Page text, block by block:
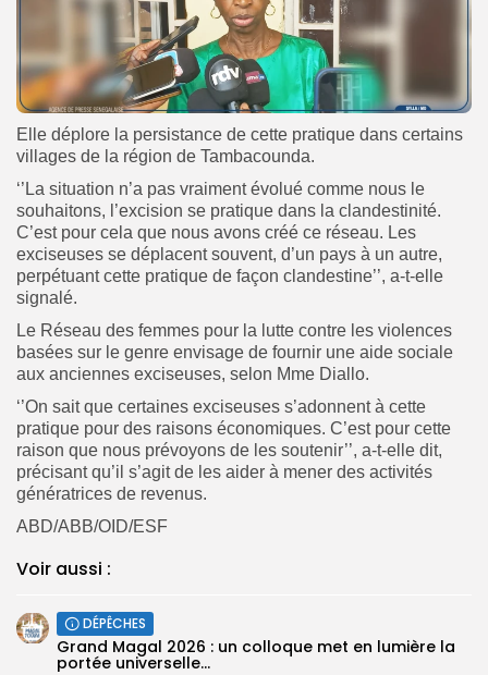
Elle déplore la persistance de cette pratique dans certains
villages de la région de Tambacounda.
‘’La situation n’a pas vraiment évolué comme nous le
souhaitons, l’excision se pratique dans la clandestinité.
C’est pour cela que nous avons créé ce réseau. Les
exciseuses se déplacent souvent, d’un pays à un autre,
perpétuant cette pratique de façon clandestine’’, a-t-elle
signalé.
Le Réseau des femmes pour la lutte contre les violences
basées sur le genre envisage de fournir une aide sociale
aux anciennes exciseuses, selon Mme Diallo.
‘’On sait que certaines exciseuses s’adonnent à cette
pratique pour des raisons économiques. C’est pour cette
raison que nous prévoyons de les soutenir’’, a-t-elle dit,
précisant qu’il s’agit de les aider à mener des activités
génératrices de revenus.
ABD/ABB/OID/ESF
Voir aussi :
DÉPÊCHES
Grand Magal 2026 : un colloque met en lumière la
portée universelle...